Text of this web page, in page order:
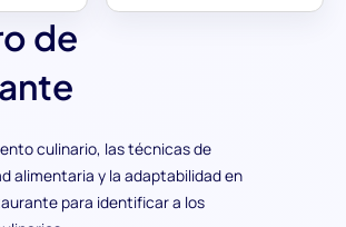
de
culinario, las técnicas de
alimentaria y la adaptabilidad en
para identificar a los